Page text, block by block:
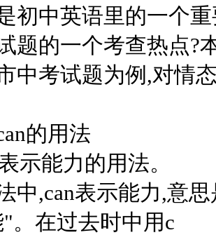
初中英语里的一个
题的一个考查热点?
中考试题为例,对情
的用法
示能力的用法。
中,can表示能力,意
。在过去时中用c